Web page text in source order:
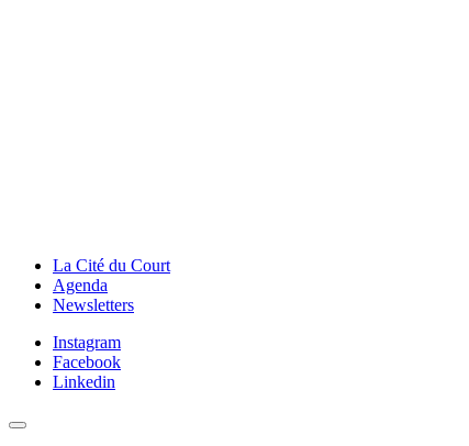
La Cité du Court
Agenda
Newsletters
Instagram
Facebook
Linkedin